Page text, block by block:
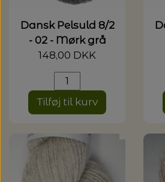
Dansk Pelsuld 8/2
- 02 - Mørk grå
148,00 DKK
Tilføj til kurv